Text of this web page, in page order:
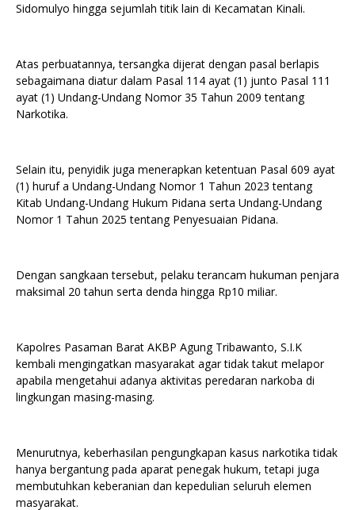
Sidomulyo hingga sejumlah titik lain di Kecamatan Kinali.
Atas perbuatannya, tersangka dijerat dengan pasal berlapis
sebagaimana diatur dalam Pasal 114 ayat (1) junto Pasal 111
ayat (1) Undang-Undang Nomor 35 Tahun 2009 tentang
Narkotika.
Selain itu, penyidik juga menerapkan ketentuan Pasal 609 ayat
(1) huruf a Undang-Undang Nomor 1 Tahun 2023 tentang
Kitab Undang-Undang Hukum Pidana serta Undang-Undang
Nomor 1 Tahun 2025 tentang Penyesuaian Pidana.
Dengan sangkaan tersebut, pelaku terancam hukuman penjara
maksimal 20 tahun serta denda hingga Rp10 miliar.
Kapolres Pasaman Barat AKBP Agung Tribawanto, S.I.K
kembali mengingatkan masyarakat agar tidak takut melapor
apabila mengetahui adanya aktivitas peredaran narkoba di
lingkungan masing-masing.
Menurutnya, keberhasilan pengungkapan kasus narkotika tidak
hanya bergantung pada aparat penegak hukum, tetapi juga
membutuhkan keberanian dan kepedulian seluruh elemen
masyarakat.